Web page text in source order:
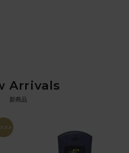
Arrivals
新商品
スメ